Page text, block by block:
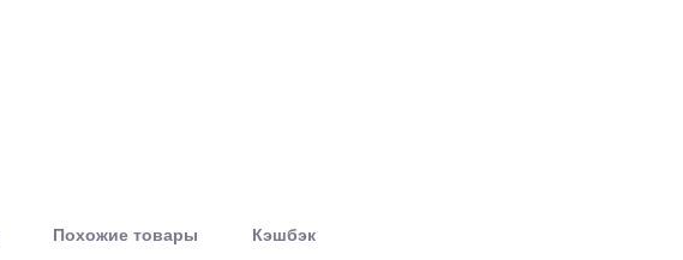
Похожие товары Кэшбэк